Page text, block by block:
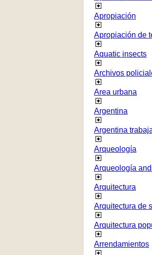
Apropiación
Apropiación de
Aquatic insects
Archivos
Area urbana
Argentina
Argentina
Arqueología
Arqueología
Arquitectura
Arquitectura de
Arquitectura
Arrendamientos